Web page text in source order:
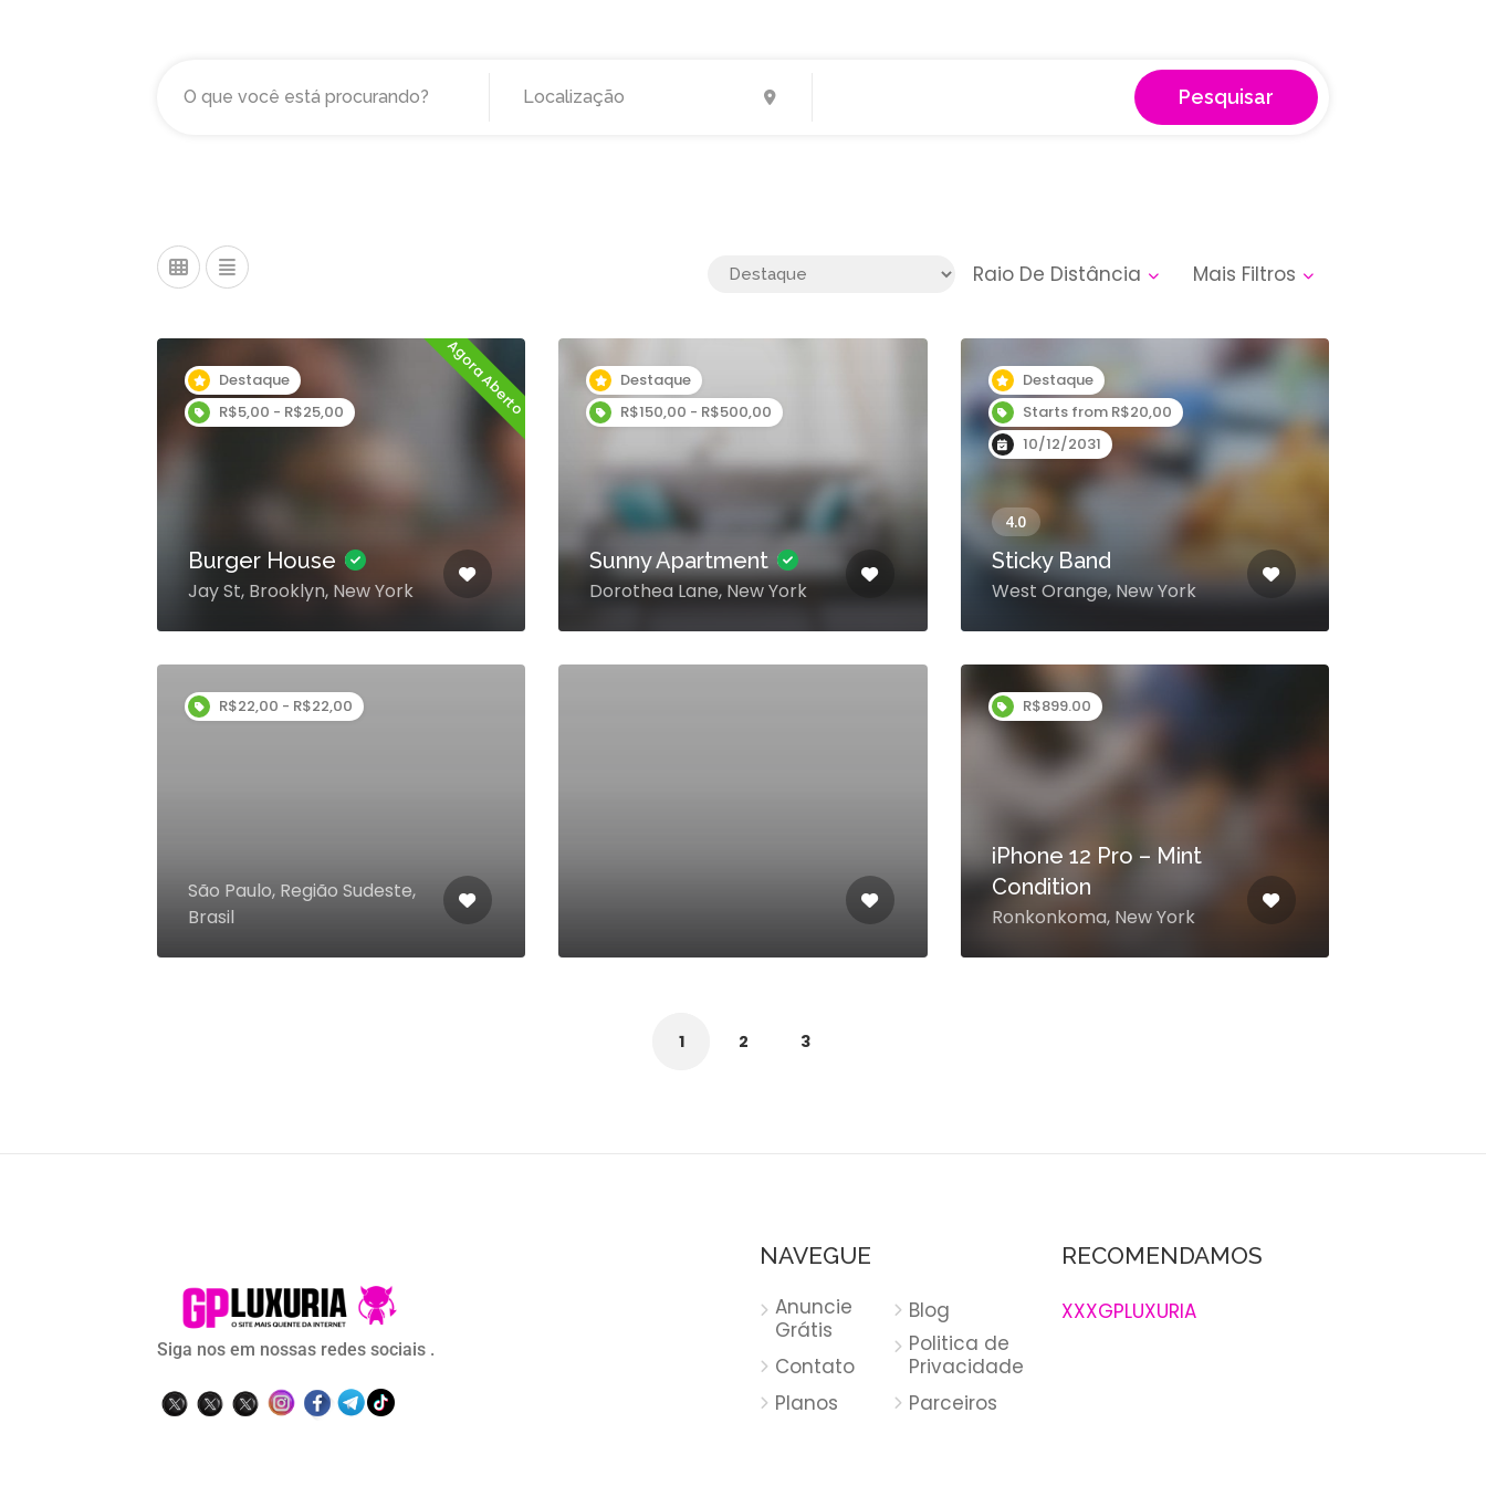
Pesquisar
Mais Filtros
Raio De Distância
Destaque
R$5,00 - R$25,00
Agora Aberto
Burger House
Jay St, Brooklyn, New York
Destaque
R$150,00 - R$500,00
Sunny Apartment
Dorothea Lane, New York
Destaque
Starts from R$20,00
10/12/2031
Sticky Band
West Orange, New York
R$22,00 - R$22,00
São Paulo, Região Sudeste,
Brasil
R$899.00
iPhone 12 Pro – Mint
Condition
Ronkonkoma, New York
1 2 3
Siga nos em nossas redes sociais .
NAVEGUE
Anuncie
Grátis
Contato
Planos
Blog
Politica de
Privacidade
Parceiros
RECOMENDAMOS
XXXGPLUXURIA